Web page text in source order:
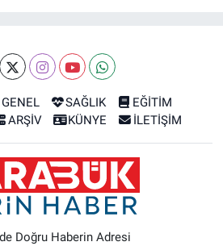
GENEL SAĞLIK
EĞİTİM
ARŞİV KÜNYE İLETİŞİM
Doğru Haberin Adresi